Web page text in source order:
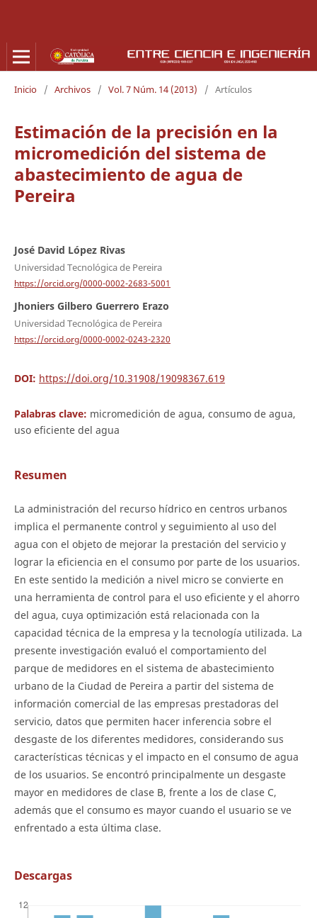
Inicio / Archivos / Vol. 7 Núm. 14 (2013) / Artículos
Estimación de la precisión en la
micromedición del sistema de
abastecimiento de agua de
Pereira
José David López Rivas
Universidad Tecnológica de Pereira
https://orcid.org/0000-0002-2683-5001
Jhoniers Gilbero Guerrero Erazo
Universidad Tecnológica de Pereira
https://orcid.org/0000-0002-0243-2320
DOI: https://doi.org/10.31908/19098367.619
Palabras clave: micromedición de agua, consumo de agua,
uso eficiente del agua
Resumen
La administración del recurso hídrico en centros urbanos
implica el permanente control y seguimiento al uso del
agua con el objeto de mejorar la prestación del servicio y
lograr la eficiencia en el consumo por parte de los usuarios.
En este sentido la medición a nivel micro se convierte en
una herramienta de control para el uso eficiente y el ahorro
del agua, cuya optimización está relacionada con la
capacidad técnica de la empresa y la tecnología utilizada. La
presente investigación evaluó el comportamiento del
parque de medidores en el sistema de abastecimiento
urbano de la Ciudad de Pereira a partir del sistema de
información comercial de las empresas prestadoras del
servicio, datos que permiten hacer inferencia sobre el
desgaste de los diferentes medidores, considerando sus
características técnicas y el impacto en el consumo de agua
de los usuarios. Se encontró principalmente un desgaste
mayor en medidores de clase B, frente a los de clase C,
además que el consumo es mayor cuando el usuario se ve
enfrentado a esta última clase.
Descargas